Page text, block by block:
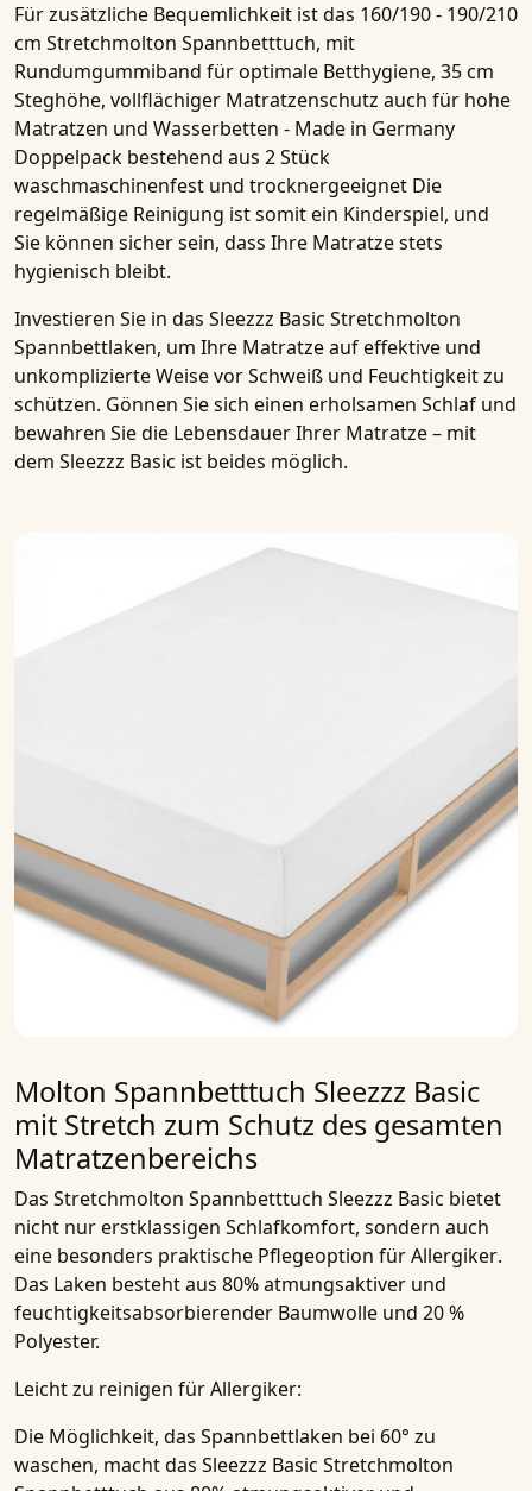
Für zusätzliche Bequemlichkeit ist das 160/190 - 190/210
cm Stretchmolton Spannbetttuch, mit
Rundumgummiband für optimale Betthygiene, 35 cm
Steghöhe, vollflächiger Matratzenschutz auch für hohe
Matratzen und Wasserbetten - Made in Germany
Doppelpack bestehend aus 2 Stück
waschmaschinenfest und trocknergeeignet Die
regelmäßige Reinigung ist somit ein Kinderspiel, und
Sie können sicher sein, dass Ihre Matratzestets
hygienisch bleibt.
Investieren Sie in das Sleezzz Basic Stretchmolton
Spannbettlaken, um Ihre Matratzeauf effektive und
unkomplizierte Weise vor Schweiß und Feuchtigkeit zu
schützen. Gönnen Sie sich einen erholsamen Schlaf und
bewahren Sie die Lebensdauer Ihrer Matratze – mit
dem Sleezzz Basic ist beides möglich.
Molton Spannbetttuch Sleezzz Basic
mit Stretch zum Schutz des gesamten
Matratzenbereichs
Das Stretchmolton Spannbetttuch Sleezzz Basic bietet
nicht nur erstklassigen Schlafkomfort, sondern auch
eine besonders praktische Pflegeoption fürAllergiker.
Das Laken besteht aus 80% atmungsaktiver und
feuchtigkeitsabsorbierender Baumwolle und 20 %
Polyester.
Leicht zu reinigen für Allergiker:
Die Möglichkeit, das Spannbettlaken bei 60° zu
waschen, macht das Sleezzz Basic Stretchmolton